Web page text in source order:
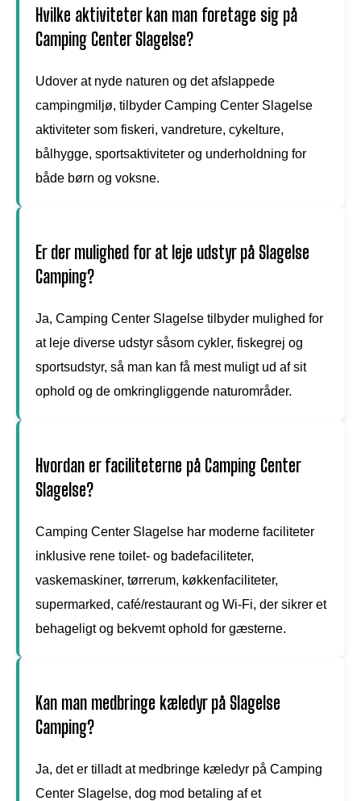
Hvilke aktiviteter kan man foretage sig på
Camping Center Slagelse?
Udover at nyde naturen og det afslappede
campingmiljø, tilbyder Camping Center Slagelse
aktiviteter som fiskeri, vandreture, cykelture,
bålhygge, sportsaktiviteter og underholdning for
både børn og voksne.
Er der mulighed for at leje udstyr på Slagelse
Camping?
Ja, Camping Center Slagelse tilbyder mulighed for
at leje diverse udstyr såsom cykler, fiskegrej og
sportsudstyr, så man kan få mest muligt ud af sit
ophold og de omkringliggende naturområder.
Hvordan er faciliteterne på Camping Center
Slagelse?
Camping Center Slagelse har moderne faciliteter
inklusive rene toilet- og badefaciliteter,
vaskemaskiner, tørrerum, køkkenfaciliteter,
supermarked, café/restaurant og Wi-Fi, der sikrer et
behageligt og bekvemt ophold for gæsterne.
Kan man medbringe kæledyr på Slagelse
Camping?
Ja, det er tilladt at medbringe kæledyr på Camping
Center Slagelse, dog mod betaling af et